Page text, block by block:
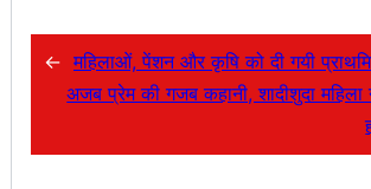
← महिलाओं, पेंशन और कृषि को दी गयी
अजब प्रेम की गजब कहानी, शादीशुदा